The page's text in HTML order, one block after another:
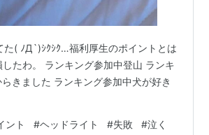
た( ﾉД`)ｼｸｼｸ…福利厚生のポイントとは
たわ。 ランキング参加中登山 ランキ
きました ランキング参加中犬が好き
ント #ヘッドライト #失敗 #泣く